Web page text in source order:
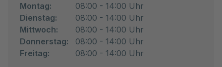
Montag:
08:00 - 14:00 Uhr
Dienstag:
08:00 - 14:00 Uhr
Mittwoch:
08:00 - 14:00 Uhr
Donnerstag:
08:00 - 14:00 Uhr
Freitag:
08:00 - 14:00 Uhr